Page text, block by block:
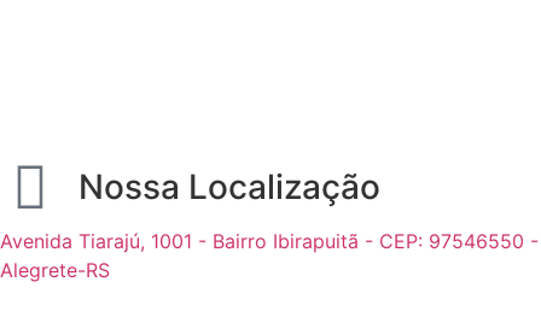
Nossa Localização
Avenida Tiarajú, 1001 - Bairro Ibirapuitã - CEP: 97546550 -
Alegrete-RS